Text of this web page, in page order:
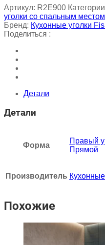
Артикул: R2E900
уголки со спальным местом
Бренд: Кухонные уголки
Поделиться :
Детали
Детали
Форма
Правый
Прямой
Производитель
Похожие